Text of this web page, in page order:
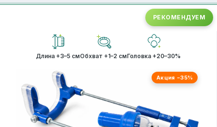
РЕКОМЕНДУЕМ
Длина +3–5 смОбхват +1–2 смГоловка +20–30%
Акция −35%